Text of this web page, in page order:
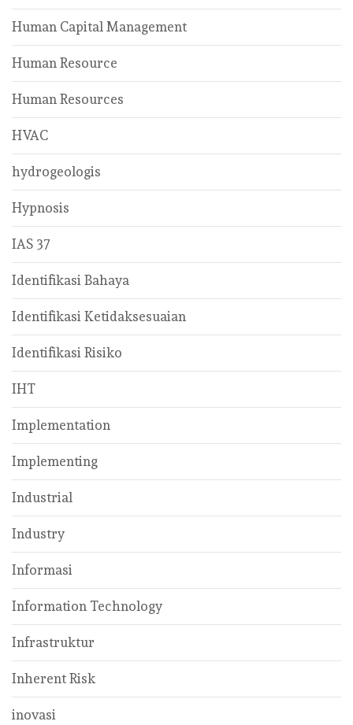
Human Capital Management
Human Resource
Human Resources
HVAC
hydrogeologis
Hypnosis
IAS 37
Identifikasi Bahaya
Identifikasi Ketidaksesuaian
Identifikasi Risiko
IHT
Implementation
Implementing
Industrial
Industry
Informasi
Information Technology
Infrastruktur
Inherent Risk
inovasi